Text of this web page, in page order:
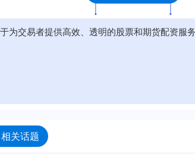
为交易者提供高效、透明的股票和期货配资
关话题